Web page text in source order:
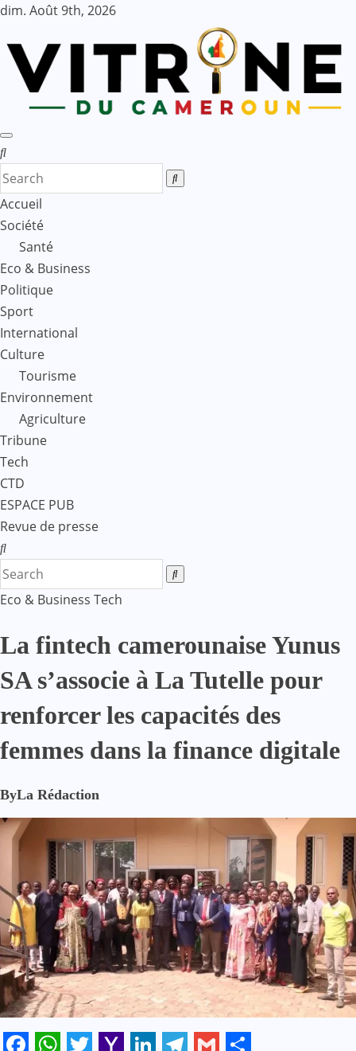
Skip
content
dim. Août 9th, 2026
Accueil
Société
Santé
Eco & Business
Politique
Sport
International
Culture
Tourisme
Environnement
Agriculture
Tribune
Tech
CTD
ESPACE PUB
Revue de presse
Eco & Business Tech
La fintech camerounaise Yunus
SA s’associe à La Tutelle pour
renforcer les capacités des
femmes dans la finance digitale
ByLa Rédaction